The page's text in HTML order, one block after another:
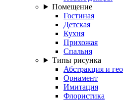
Помещение
Гостиная
Детская
Кухня
Прихожая
Спальня
Типы рисунка
Абстракция и
Орнамент
Имитация
Флористика